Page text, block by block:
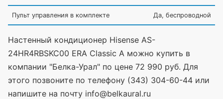
Пульт управления в комплекте Да, беспроводной
Настенный кондиционер Hisense AS-
24HR4RBSKC00 ERA Classic A можно купить в
компании "Белка-Урал" по цене 72 990 руб. Для
этого позвоните по телефону (343) 304-60-44 или
напишите на почту info@belkaural.ru